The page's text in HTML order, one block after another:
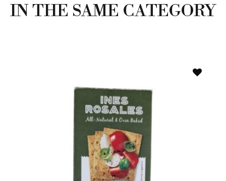
IN THE SAME CATEGORY